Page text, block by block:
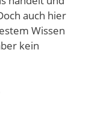
auch hier
Wissen
kein